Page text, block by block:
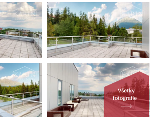
Všetky
fotografie